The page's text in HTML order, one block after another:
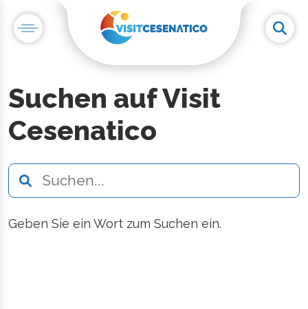
Suchen auf Visit
Cesenatico
Geben Sie ein Wort zum Suchen ein.